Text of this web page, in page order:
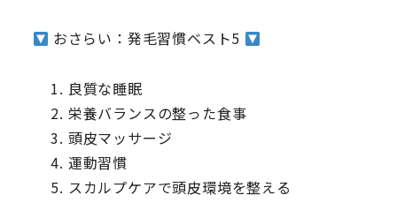
おさらい：発毛習慣ベスト5
良質な睡眠
栄養バランスの整った食事
頭皮マッサージ
運動習慣
スカルプケアで頭皮環境を整える